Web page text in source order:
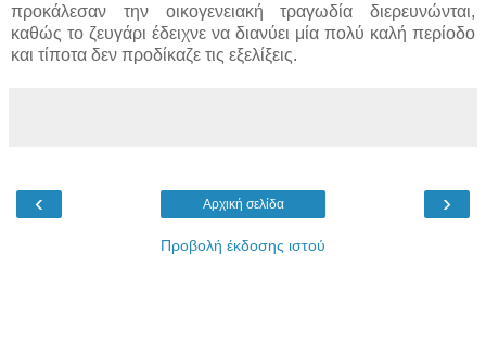
προκάλεσαν την οικογενειακή τραγωδία διερευνώνται,
καθώς το ζευγάρι έδειχνε να διανύει μία πολύ καλή περίοδο
και τίποτα δεν προδίκαζε τις εξελίξεις.
‹ ›
Αρχική σελίδα
Προβολή έκδοσης ιστού